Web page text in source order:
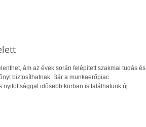
ám az évek során felépített szakmai tudás és
biztosíthatnak. Bár a munkaerőpiac
idősebb korban is találhatunk új